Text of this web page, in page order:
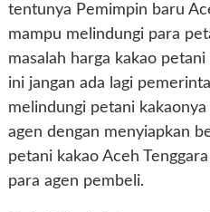
tentunya Pemimpin baru
mampu melindungi para
masalah harga kakao
ini jangan ada lagi
melindungi petani
agen dengan menyiapkan
petani kakao Aceh
para agen pembeli.